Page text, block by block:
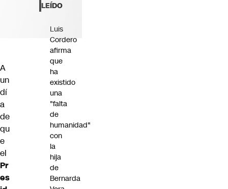
A
un
dí
a
de
qu
e
el
Pr
es
LEÍDO
Luis
Cordero
afirma
que
ha
existido
una
"falta
de
humanidad"
con
la
hija
de
Bernarda